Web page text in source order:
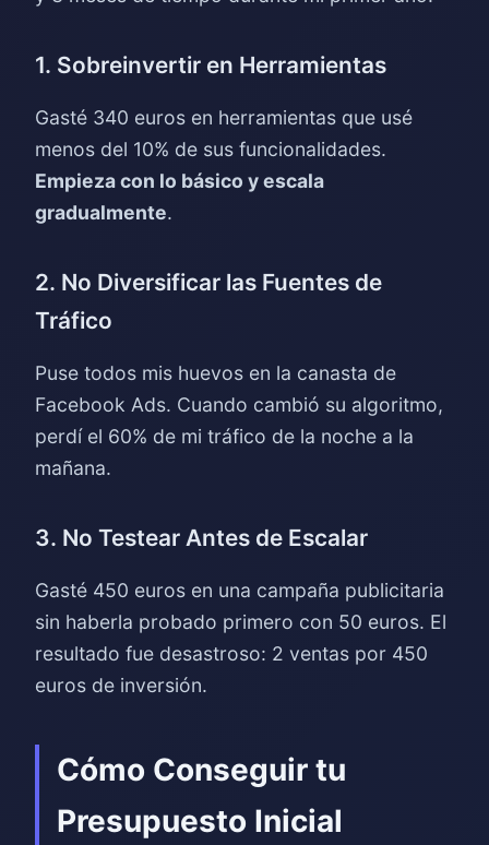
1. Sobreinvertir en Herramientas
Gasté 340 euros en herramientas que usé
menos del 10% de sus funcionalidades.
Empieza con lo básico y escala
gradualmente.
2. No Diversificar las Fuentes de
Tráfico
Puse todos mis huevos en la canasta de
Facebook Ads. Cuando cambió su algoritmo,
perdí el 60% de mi tráfico de la noche a la
mañana.
3. No Testear Antes de Escalar
Gasté 450 euros en una campaña publicitaria
sin haberla probado primero con 50 euros. El
resultado fue desastroso: 2 ventas por 450
euros de inversión.
Cómo Conseguir tu
Presupuesto Inicial